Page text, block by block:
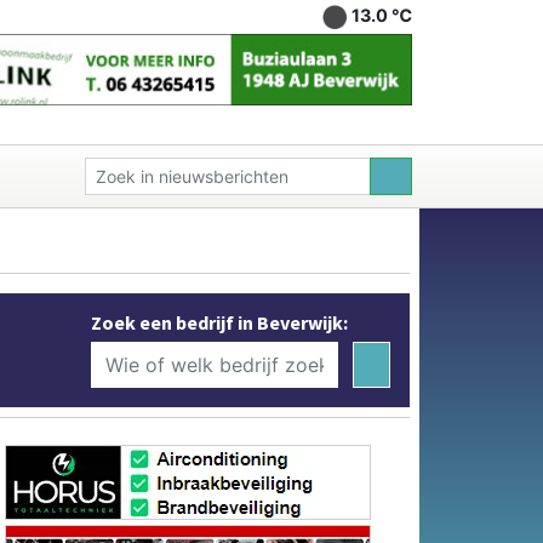
13.0 ℃
Zoek een bedrijf in Beverwijk: